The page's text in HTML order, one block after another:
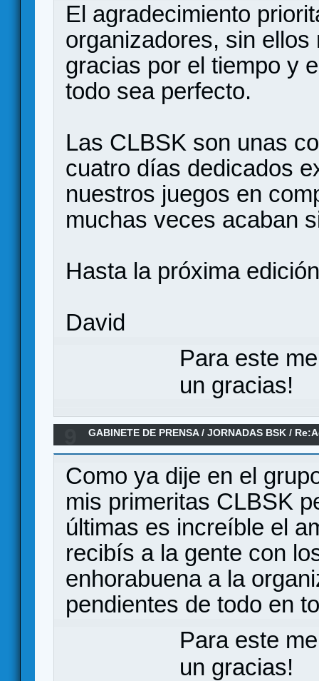
El agradecimiento
organizadores, sin
gracias por el tiempo y
todo sea perfecto.
Las CLBSK son unas
cuatro días dedicados
nuestros juegos en
muchas veces acaban
Hasta la próxima
David
Para este
un gracias!
GABINETE DE PRENSA/JORNADAS BSK /
Como ya dije en el
mis primeritas CLBSK
últimas es increíble el
recibís a la gente con
enhorabuena a la
pendientes de todo en
Para este
un gracias!